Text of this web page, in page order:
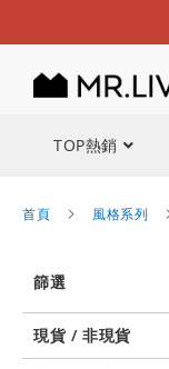
TOP熱銷
首頁 風格系列
篩選
現貨 / 非現貨